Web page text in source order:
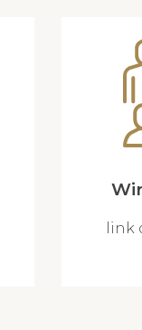
link